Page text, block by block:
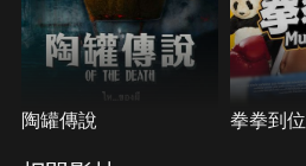
陶罐傳說 拳拳到位